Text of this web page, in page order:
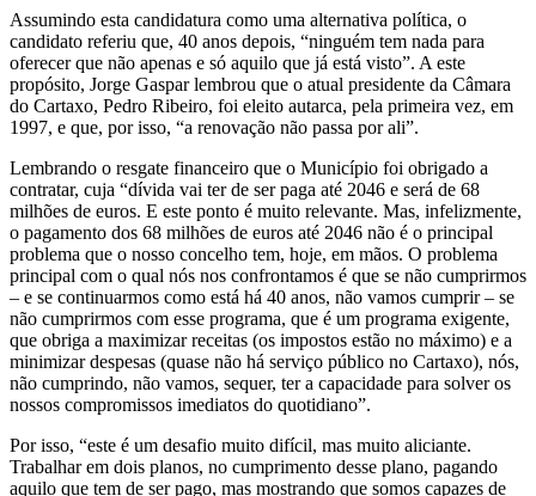
Assumindo esta candidatura como uma alternativa política, o
candidato referiu que, 40 anos depois, “ninguém tem nada para
oferecer que não apenas e só aquilo que já está visto”. A este
propósito, Jorge Gaspar lembrou que o atual presidente da Câmara
do Cartaxo, Pedro Ribeiro, foi eleito autarca, pela primeira vez, em
1997, e que, por isso, “a renovação não passa por ali”.
Lembrando o resgate financeiro que o Município foi obrigado a
contratar, cuja “dívida vai ter de ser paga até 2046 e será de 68
milhões de euros. E este ponto é muito relevante. Mas, infelizmente,
o pagamento dos 68 milhões de euros até 2046 não é o principal
problema que o nosso concelho tem, hoje, em mãos. O problema
principal com o qual nós nos confrontamos é que se não cumprirmos
– e se continuarmos como está há 40 anos, não vamos cumprir – se
não cumprirmos com esse programa, que é um programa exigente,
que obriga a maximizar receitas (os impostos estão no máximo) e a
minimizar despesas (quase não há serviço público no Cartaxo), nós,
não cumprindo, não vamos, sequer, ter a capacidade para solver os
nossos compromissos imediatos do quotidiano”.
Por isso, “este é um desafio muito difícil, mas muito aliciante.
Trabalhar em dois planos, no cumprimento desse plano, pagando
aquilo que tem de ser pago, mas mostrando que somos capazes de